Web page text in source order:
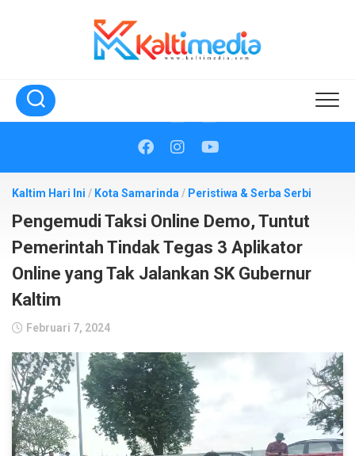
Kaltim Hari Ini / Kota Samarinda / Peristiwa & Serba Serbi
Pengemudi Taksi Online Demo, Tuntut
Pemerintah Tindak Tegas 3 Aplikator
Online yang Tak Jalankan SK Gubernur
Kaltim
Februari 7, 2024